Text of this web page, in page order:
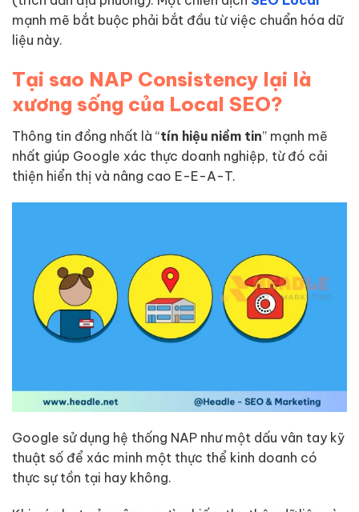
mạnh mẽ bắt buộc phải bắt đầu từ việc chuẩn hóa dữ
liệu này.
Tại sao NAP Consistency lại là
xương sống của Local SEO?
Thông tin đồng nhất là “tín hiệu niềm tin” mạnh mẽ
nhất giúp Google xác thực doanh nghiệp, từ đó cải
thiện hiển thị và nâng cao E-E-A-T.
Google sử dụng hệ thống NAP như một dấu vân tay kỹ
thuật số để xác minh một thực thể kinh doanh có
thực sự tồn tại hay không.